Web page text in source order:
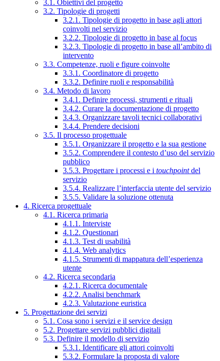
3.1. Obiettivi del progetto
3.2. Tipologie di progetti
3.2.1. Tipologie di progetto in base agli attori
coinvolti nel servizio
3.2.2. Tipologie di progetto in base al focus
3.2.3. Tipologie di progetto in base all’ambito di
intervento
3.3. Competenze, ruoli e figure coinvolte
3.3.1. Coordinatore di progetto
3.3.2. Definire ruoli e responsabilità
3.4. Metodo di lavoro
3.4.1. Definire processi, strumenti e rituali
3.4.2. Curare la documentazione di progetto
3.4.3. Organizzare tavoli tecnici collaborativi
3.4.4. Prendere decisioni
3.5. Il processo progettuale
3.5.1. Organizzare il progetto e la sua gestione
3.5.2. Comprendere il contesto d’uso del servizio
pubblico
3.5.3. Progettare i processi e i touchpointdel
servizio
3.5.4. Realizzare l’interfaccia utente del servizio
3.5.5. Validare la soluzione ottenuta
4. Ricerca progettuale
4.1. Ricerca primaria
4.1.1. Interviste
4.1.2. Questionari
4.1.3. Test di usabilità
4.1.4. Web analytics
4.1.5. Strumenti di mappatura dell’esperienza
utente
4.2. Ricerca secondaria
4.2.1. Ricerca documentale
4.2.2. Analisi benchmark
4.2.3. Valutazione euristica
5. Progettazione dei servizi
5.1. Cosa sono i servizi e il service design
5.2. Progettare servizi pubblici digitali
5.3. Definire il modello di servizio
5.3.1. Identificare gli attori coinvolti
5.3.2. Formulare la proposta di valore